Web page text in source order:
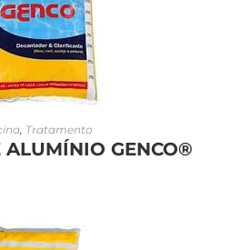
LEIA MAIS
, Tratamento
ALUMÍNIO GENCO®